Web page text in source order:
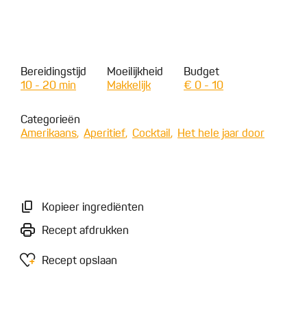
Bereidingstijd
10 - 20 min
Moeilijkheid
Makkelijk
Budget
€ 0 - 10
Categorieën
Amerikaans
Aperitief Cocktail Het hele jaar door
Kopieer ingrediënten
Recept afdrukken
Recept opslaan